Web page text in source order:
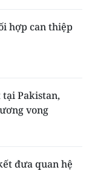
hợp can thiệp
Pakistan,
vong
đưa quan hệ